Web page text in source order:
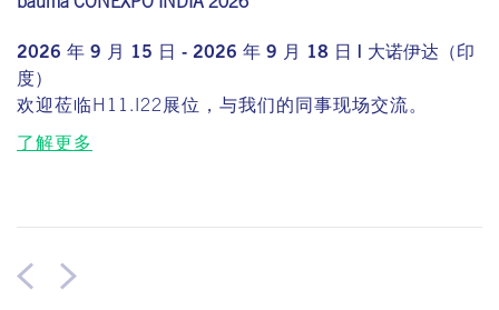
2026 年 9 月 15 日 - 2026 年 9 月 18 日 | 大诺伊达（印
度）
欢迎莅临H11.I22展位，与我们的同事现场交流。
了解更多